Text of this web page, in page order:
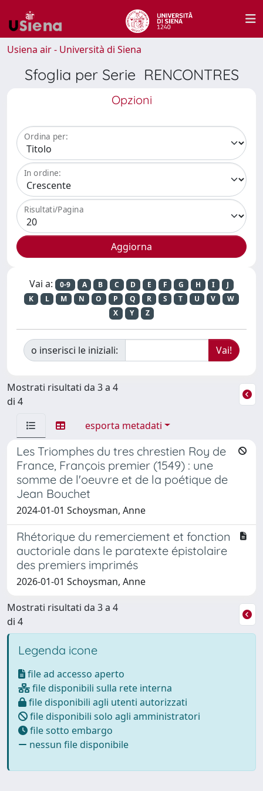
Usiena air - Università di Siena
Sfoglia per Serie RENCONTRES
Opzioni
Ordina per:
In ordine:
Risultati/Pagina
Vai a: 0-9 A B C D E F G H I
J
K
L M N O P Q R S T U V
W
X
Y Z
o inserisci le iniziali:
Mostrati risultati da 3 a 4
di 4
esporta metadati
Les Triomphes du tres chrestien Roy de
France, François premier (1549) : une
somme de l'oeuvre et de la poétique de
Jean Bouchet
2024-01-01 Schoysman, Anne
Rhétorique du remerciement et fonction
auctoriale dans le paratexte épistolaire
des premiers imprimés
2026-01-01 Schoysman, Anne
Mostrati risultati da 3 a 4
di 4
Legenda icone
file ad accesso aperto
file disponibili sulla rete interna
file disponibili agli utenti autorizzati
file disponibili solo agli amministratori
file sotto embargo
nessun file disponibile